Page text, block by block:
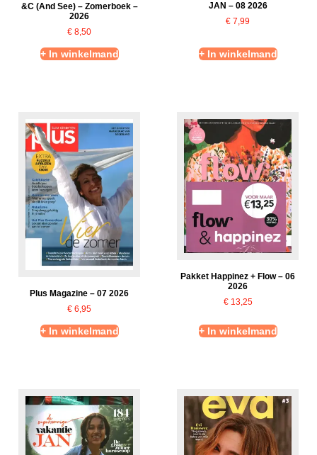
&C (And See) – Zomerboek –
2026
€ 8,50
+ In winkelmand
JAN – 08 2026
€ 7,99
+ In winkelmand
Plus Magazine – 07 2026
€ 6,95
+ In winkelmand
Pakket Happinez + Flow – 06
2026
€13,25
+ In winkelmand